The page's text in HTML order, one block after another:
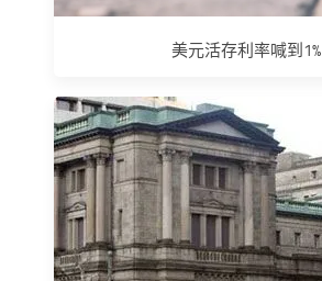
美元活存利率喊到1%